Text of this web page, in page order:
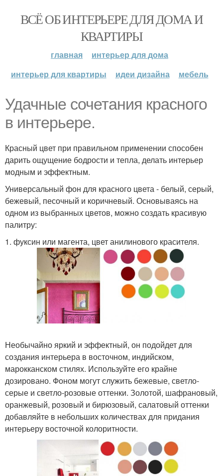
ВСЁ ОБ ИНТЕРЬЕРЕ ДЛЯ ДОМА И
КВАРТИРЫ
главная
интерьер для дома
интерьер для квартиры
идеи дизайна мебель
Удачные сочетания красного
в интерьере.
Красный цвет при правильном применении способен
дарить ощущение бодрости и тепла, делать интерьер
модным и эффектным.
Универсальный фон для красного цвета - белый, серый,
бежевый, песочный и коричневый. Основываясь на
одном из выбранных цветов, можно создать красивую
палитру:
1. фуксин или магента, цвет анилинового красителя.
Необычайно яркий и эффектный, он подойдет для
создания интерьера в восточном, индийском,
марокканском стилях. Используйте его крайне
дозировано. Фоном могут служить бежевые, светло-
серые и светло-розовые оттенки. Золотой, шафрановый,
оранжевый, розовый и бирюзовый, салатовый оттенки
добавляйте в небольших количествах для придания
интерьеру восточной колоритности.